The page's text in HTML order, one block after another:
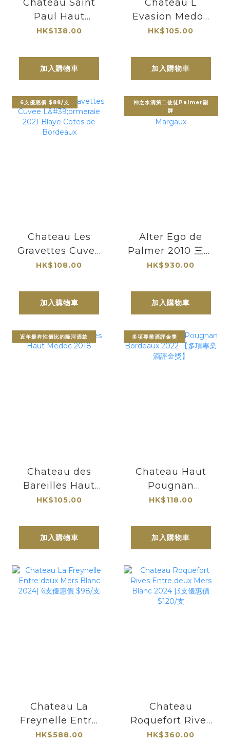
Chateau Saint
Paul Haut
Medoc CB 2017
克
HK$138.00
加入購物車
Chateau L
Evasion Medoc
2023
HK$105.00
加入購物車
6支優惠價 $88/支
Chateau Les
Gravettes Cuvee
L'ormeraie 2021
Bordeaux
HK$108.00
加入購物車
神之水滴第二使徒Palmer副
牌
Alter Ego de
Palmer 2010 三級
莊寶馬莊園副牌
HK$930.00
加入購物車
近年最有性價比的隆河酒款
Chateau des
Bareilles Haut
Medoc 2018
HK$105.00
加入購物車
多項專業酒評金獎
Chateau Haut
Pougnan
Bordeaux 2022
獎】
HK$118.00
加入購物車
Chateau La
Freynelle Entre
deux Mers Blanc
HK$588.00
Chateau
Roquefort Rives
Entre deux Mers
HK$360.00